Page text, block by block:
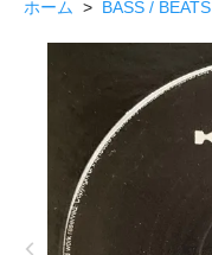
ホーム > BASS / BEATS